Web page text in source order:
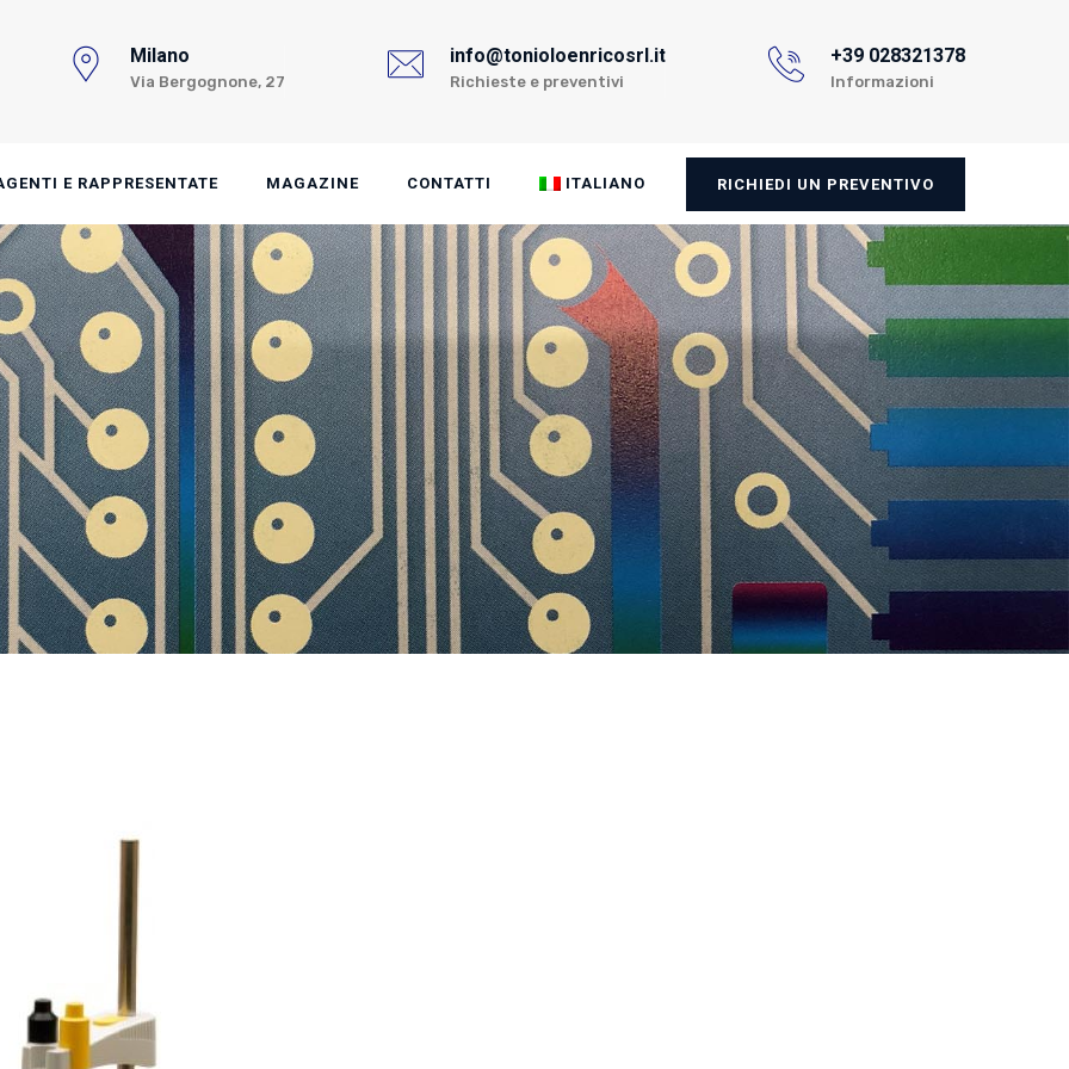
Milano
Via Bergognone, 27
info@tonioloenricosrl.it
Richieste e preventivi
+39 028321378
Informazioni
E RAPPRESENTATE MAGAZINE CONTATTI ITALIANO RICHIEDI UN PREVENTIVO